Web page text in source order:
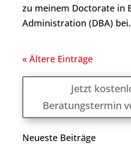
zu meinem Doctorate in
Administration (DBA)
« Ältere Einträge
Jetzt
Beratungstermin
Neueste Beiträge